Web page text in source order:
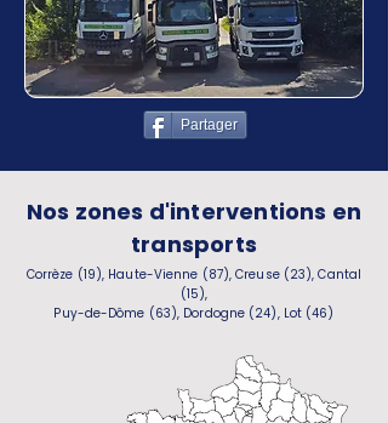
Partager
Nos zones d'interventions en
transports
Corrèze (19), Haute-Vienne (87), Creuse (23), Cantal
(15),
Puy-de-Dôme (63), Dordogne (24), Lot (46)